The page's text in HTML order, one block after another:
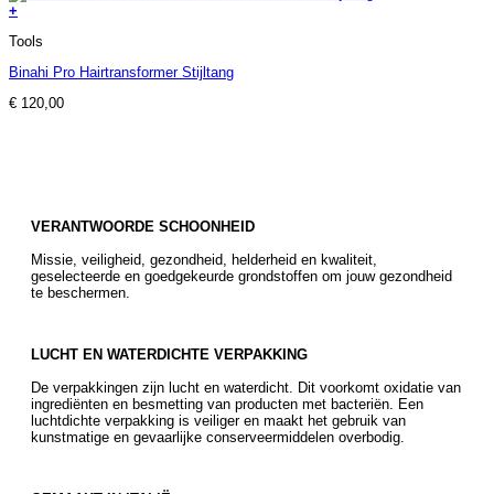
+
Tools
Binahi Pro Hairtransformer Stijltang
€ 120,00
VERANTWOORDE SCHOONHEID
Missie, veiligheid, gezondheid, helderheid en kwaliteit,
geselecteerde en goedgekeurde grondstoffen om jouw gezondheid
te beschermen.
LUCHT EN WATERDICHTE VERPAKKING
De verpakkingen zijn lucht en waterdicht. Dit voorkomt oxidatie van
ingrediënten en besmetting van producten met bacteriën. Een
luchtdichte verpakking is veiliger en maakt het gebruik van
kunstmatige en gevaarlijke conserveermiddelen overbodig.